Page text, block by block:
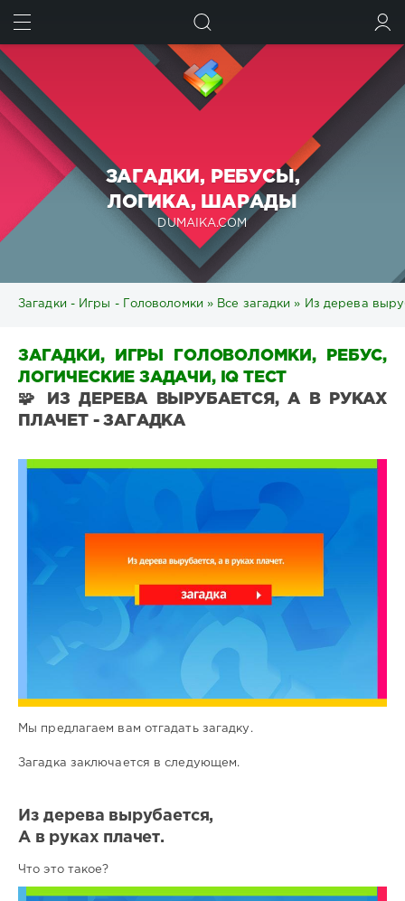
ЗАГАДКИ, РЕБУСЫ,
ЛОГИКА, ШАРАДЫ
DUMAIKA.COM
Загадки - Игры - Головоломки » Все загадки » Из дерева
ЗАГАДКИ, ИГРЫ ГОЛОВОЛОМКИ, РЕБУС,
ЛОГИЧЕСКИЕ ЗАДАЧИ, IQ ТЕСТ
🧩 ИЗ ДЕРЕВА ВЫРУБАЕТСЯ, А В РУКАХ
ПЛАЧЕТ - ЗАГАДКА
Мы предлагаем вам отгадать загадку.
Загадка заключается в следующем.
Из дерева вырубается,
А в руках плачет.
Что это такое?